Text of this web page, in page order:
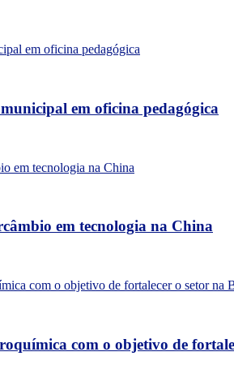
em oficina pedagógica
em tecnologia na China
com o objetivo de